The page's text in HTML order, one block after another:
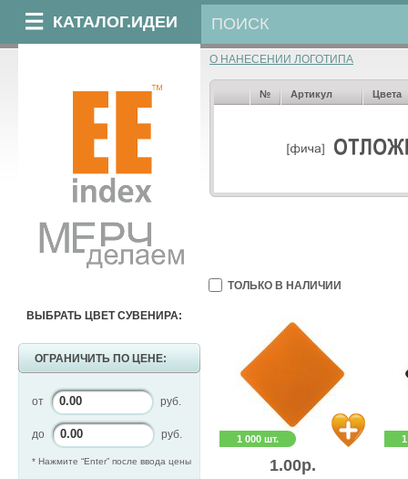
КАТАЛОГ.ИДЕИ
ВЫБРАТЬ ЦВЕТ СУВЕНИРА:
ОГРАНИЧИТЬ ПО ЦЕНЕ:
от руб.
до руб.
* Нажмите “Enter” после ввода цены
О НАНЕСЕНИИ ЛОГОТИПА
№ Артикул Цвета
ТОЛЬКО В НАЛИЧИИ
1 000 шт.
1.00р.